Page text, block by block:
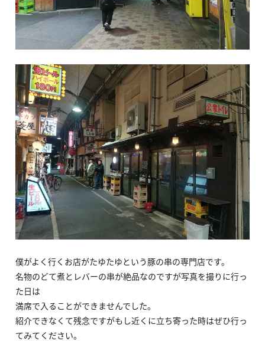
僕がよく行くお店がたゆたゆという豚の串の専門店です。
名物のどて煮とレバーの串が絶品なのですが写真を撮りに行っ
た日は
満席で入ることができませんでした。
紹介できなくて残念ですがもし近くに立ち寄った時はぜひ行っ
てみてください。